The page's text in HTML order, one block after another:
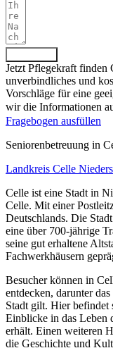
Jetzt Pflegekraft finden
unverbindliches und
Vorschläge für eine
wir die Informationen
Fragebogen ausfüllen
Senioren­betreuung in
Landkreis Celle
Celle ist eine Stadt in
Celle. Mit einer
Deutschlands. Die
eine über 700-jährige
seine gut erhaltene
Fachwerkhäusern
Besucher können in
entdecken, darunter
Stadt gilt. Hier befindet
Einblicke in das Leben
erhält. Einen weiteren
die Geschichte und